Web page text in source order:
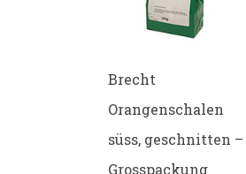
Brecht
Orangenschalen
süss, geschnitten –
Grosspackung